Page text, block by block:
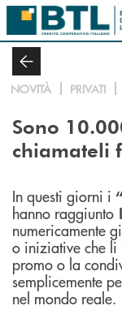
Salta al contenuto
NOVITÀ PRIVATI
Sono
chiamateli
In questi giorni i
hanno raggiunto
numericamente
o iniziative che li
promo o la
semplicemente
nel mondo reale.